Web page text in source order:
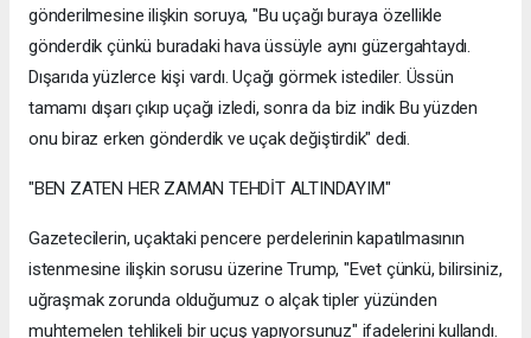
gönderilmesine ilişkin soruya, "Bu uçağı buraya özellikle
gönderdik çünkü buradaki hava üssüyle aynı güzergahtaydı.
Dışarıda yüzlerce kişi vardı. Uçağı görmek istediler. Üssün
tamamı dışarı çıkıp uçağı izledi, sonra da biz indik Bu yüzden
onu biraz erken gönderdik ve uçak değiştirdik" dedi.
"BEN ZATEN HER ZAMAN TEHDİT ALTINDAYIM"
Gazetecilerin, uçaktaki pencere perdelerinin kapatılmasının
istenmesine ilişkin sorusu üzerine Trump, "Evet çünkü, bilirsiniz,
uğraşmak zorunda olduğumuz o alçak tipler yüzünden
muhtemelen tehlikeli bir uçuş yapıyorsunuz" ifadelerini kullandı.